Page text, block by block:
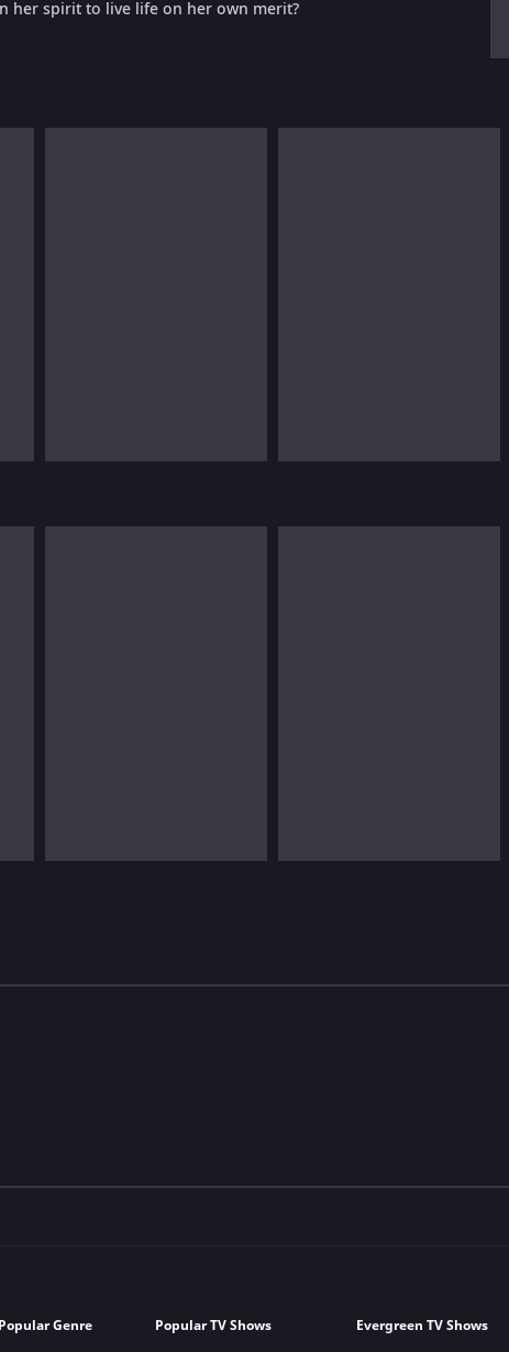
her spirit to live life on her own merit?
Genre
Popular TV Shows
Evergreen TV Shows